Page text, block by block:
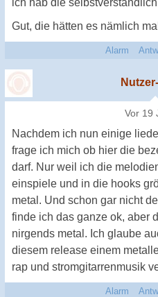
ich hab die
Gut, die hätten es nämlich
Alarm
Vor 19
Nachdem ich nun einige
frage ich mich ob hier die
darf. Nur weil ich die
einspiele und in die hooks
metal. Und schon gar nicht
finde ich das ganze ok, aber
nirgends metal. Ich glaube
diesem release einem
rap und stromgitarrenmusik
Alarm